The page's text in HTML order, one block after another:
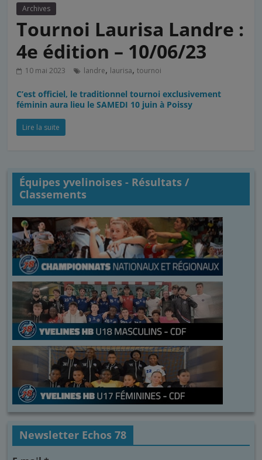
Archives
Tournoi Laurisa Landre :
4e édition – 10/06/23
10 mai 2023 landre, laurisa,tournoi
C’est officiel, le traditionnel tournoi exclusivement
féminin aura lieu le SAMEDI 10 juin à Poissy
Lire la suite
Équipes yvelinoises - Résultats /
Classements
Newsletter Echos 78